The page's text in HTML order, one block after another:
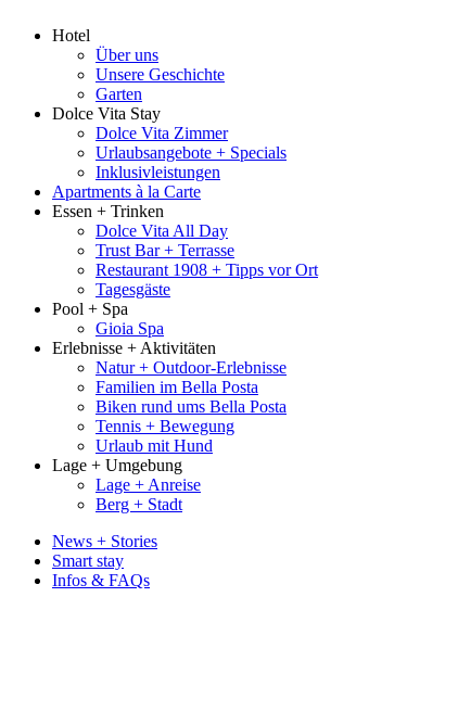
Hotel
Über uns
Unsere Geschichte
Garten
Dolce Vita Stay
Dolce Vita Zimmer
Urlaubsangebote + Specials
Inklusivleistungen
Apartments à la Carte
Essen + Trinken
Dolce Vita All Day
Trust Bar + Terrasse
Restaurant 1908 + Tipps vor Ort
Tagesgäste
Pool + Spa
Gioia Spa
Erlebnisse + Aktivitäten
Natur + Outdoor-Erlebnisse
Familien im Bella Posta
Biken rund ums Bella Posta
Tennis + Bewegung
Urlaub mit Hund
Lage + Umgebung
Lage + Anreise
Berg + Stadt
News + Stories
Smart stay
Infos & FAQs